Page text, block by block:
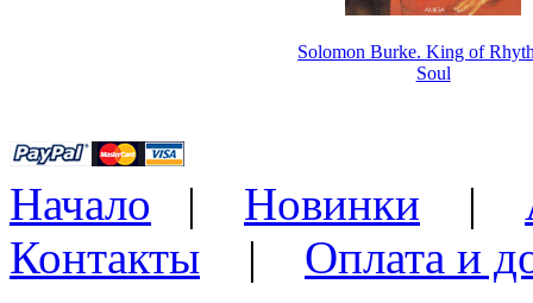
Solomon Burke. King of
Soul
Начало | Новинки |
Контакты | Оплата и